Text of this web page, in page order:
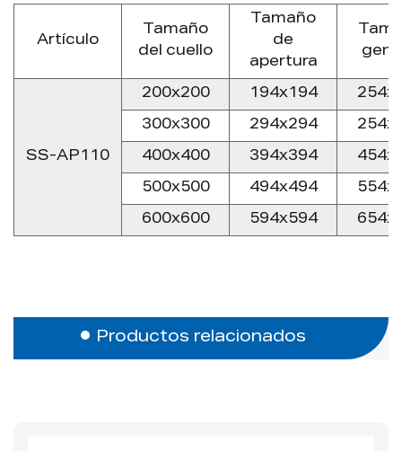
Artículo
Tamaño
del cuello
Tamaño
de
apertura
SS-AP110
200x200 194x194
300x300 294x294
400x400 394x394
500x500 494x494
600x600 594x594
Productos relacionados